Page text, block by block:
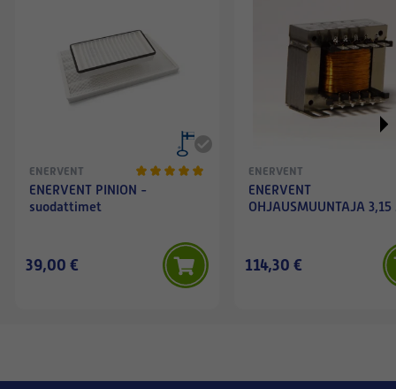
ENERVENT
ENERVENT PINION -
suodattimet
39,00 €
ENERVENT
ENERVENT
OHJAUSMUUNTAJA 3,15
114,30 €